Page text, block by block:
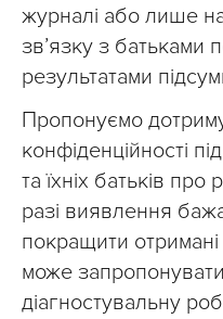
журналі або лише
зв’язку з батьками
результатами
Пропонуємо
конфіденційності
та їхніх батьків
разі виявлення
покращити
може запропонувати
діагностувальну